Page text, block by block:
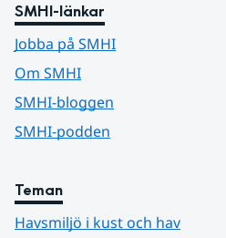
SMHI-länkar
Jobba på SMHI
Om SMHI
SMHI-bloggen
SMHI-podden
Teman
Havsmiljö i kust och hav